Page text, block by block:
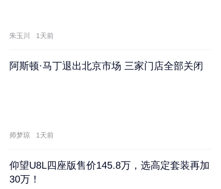
朱玉川 1天前
阿斯顿·马丁退出北京市场 三家门店全部关闭
师梦琼 1天前
仰望U8L四座版售价145.8万，选高定套装再加
30万！